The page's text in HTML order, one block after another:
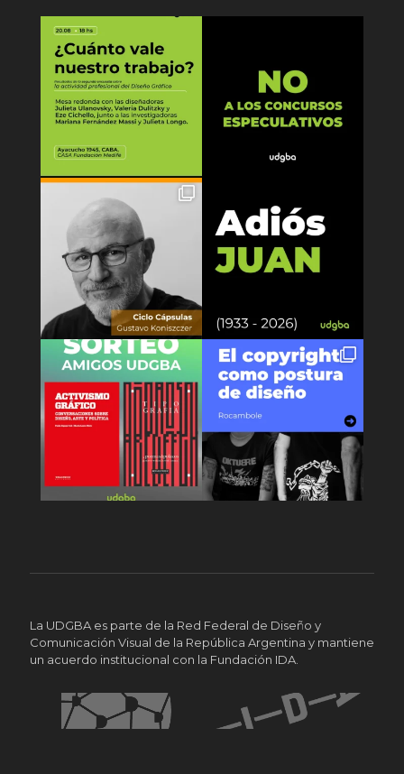
La UDGBA es parte de la Red Federal de Diseño y
Comunicación Visual de la República Argentina y mantiene
un acuerdo institucional con la Fundación IDA.